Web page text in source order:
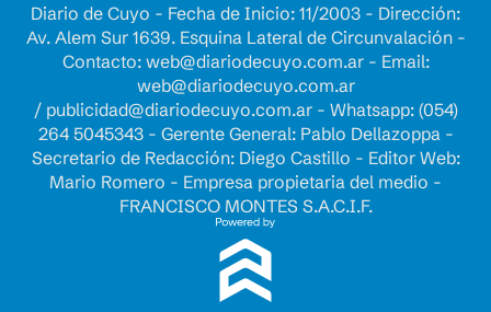
Diario de Cuyo - Fecha de Inicio: 11/2003 - Dirección:
Av. Alem Sur 1639. Esquina Lateral de Circunvalación -
Contacto: web@diariodecuyo.com.ar- Email:
web@diariodecuyo.com.ar
/ publicidad@diariodecuyo.com.ar- Whatsapp: (054)
264 5045343 - Gerente General: Pablo Dellazoppa -
Secretario de Redacción: Diego Castillo - Editor Web:
Mario Romero - Empresa propietaria del medio -
FRANCISCO MONTES S.A.C.I.F.